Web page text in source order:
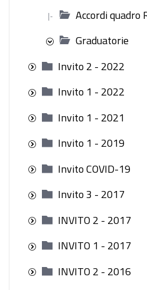
|-
Accordi quadro
Graduatorie
Invito 2 - 2022
Invito 1 - 2022
Invito 1 - 2021
Invito 1 - 2019
Invito COVID-19
Invito 3 - 2017
INVITO 2 - 2017
INVITO 1 - 2017
INVITO 2 - 2016